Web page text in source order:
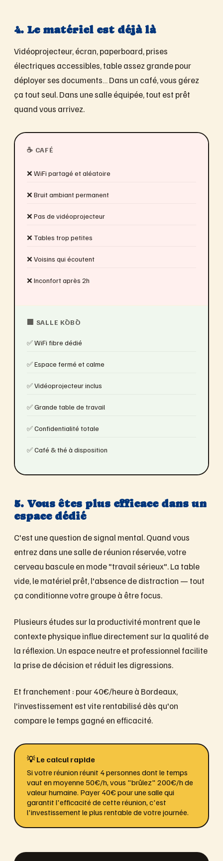
4. Le matériel est déjà là
Vidéoprojecteur, écran, paperboard, prises
électriques accessibles, table assez grande pour
déployer ses documents… Dans un café, vous gérez
ça tout seul. Dans une salle équipée, tout est prêt
quand vous arrivez.
☕ CAFÉ
❌ WiFi partagé et aléatoire
❌ Bruit ambiant permanent
❌ Pas de vidéoprojecteur
❌ Tables trop petites
❌ Voisins qui écoutent
❌ Inconfort après 2h
🏢 SALLE KŌBŌ
✅ WiFi fibre dédié
✅ Espace fermé et calme
✅ Vidéoprojecteur inclus
✅ Grande table de travail
✅ Confidentialité totale
✅ Café & thé à disposition
5. Vous êtes plus efficace dans un
espace dédié
C'est une question de signal mental. Quand vous
entrez dans une salle de réunion réservée, votre
cerveau bascule en mode "travail sérieux". La table
vide, le matériel prêt, l'absence de distraction — tout
ça conditionne votre groupe à être focus.
Plusieurs études sur la productivité montrent que le
contexte physique influe directement sur la qualité de
la réflexion. Un espace neutre et professionnel facilite
la prise de décision et réduit les digressions.
Et franchement : pour 40€/heure à Bordeaux,
l'investissement est vite rentabilisé dès qu'on
compare le temps gagné en efficacité.
💡 Le calcul rapide
Si votre réunion réunit 4 personnes dont le temps
vaut en moyenne 50€/h, vous "brûlez" 200€/h de
valeur humaine. Payer 40€ pour une salle qui
garantit l'efficacité de cette réunion, c'est
l'investissement le plus rentable de votre journée.